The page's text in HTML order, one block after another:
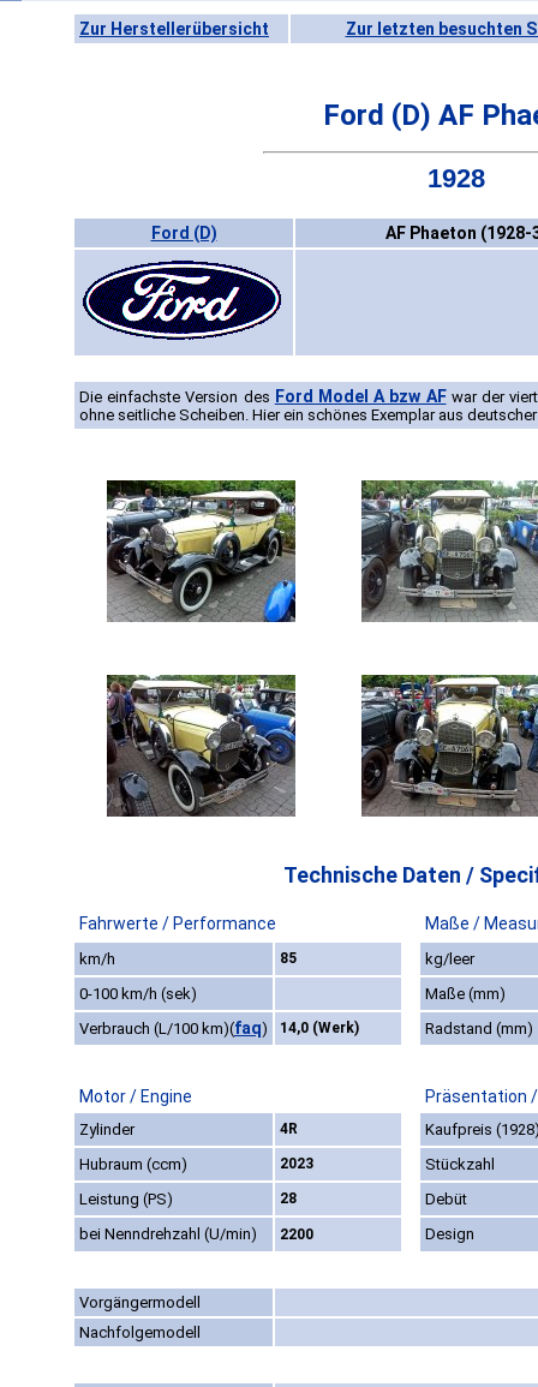
Zur Herstellerübersicht Zur letzten besuchten
Ford (D) AF
1928
Ford (D) AF Phaeton (1928-
Die einfachste Version des Ford Model A bzw AFwar der
ohne seitliche Scheiben. Hier ein schönes Exemplar aus
Technische Daten /
Fahrwerte / Performance Maße /
km/h 85
kg/leer
0-100 km/h (sek)
Maße (mm)
Verbrauch (L/100 km)(faq) 14,0 (Werk) Radstand (mm)
Motor / Engine Präsentation
Zylinder 4R
Kaufpreis
Hubraum (ccm)
2023
Stückzahl
Leistung (PS)
28
Debüt
bei Nenndrehzahl (U/min)
2200 Design
Vorgängermodell
Nachfolgemodell